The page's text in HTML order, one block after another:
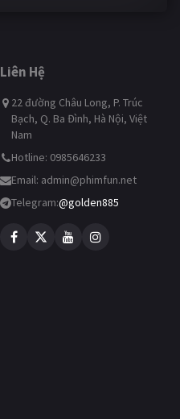
Liên Hệ
22 đường Châu Long, P. Trúc
Bạch, Q. Ba Đình, Hà Nội, Việt
Nam
Hotline: 0985646233
Email: admin@phimfun.net
Telegram:@golden885